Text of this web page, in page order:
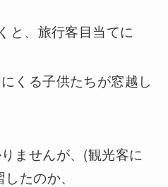
と、旅行客目当てに
くる子供たちが窓越し
ませんが、(観光客に
たのか、